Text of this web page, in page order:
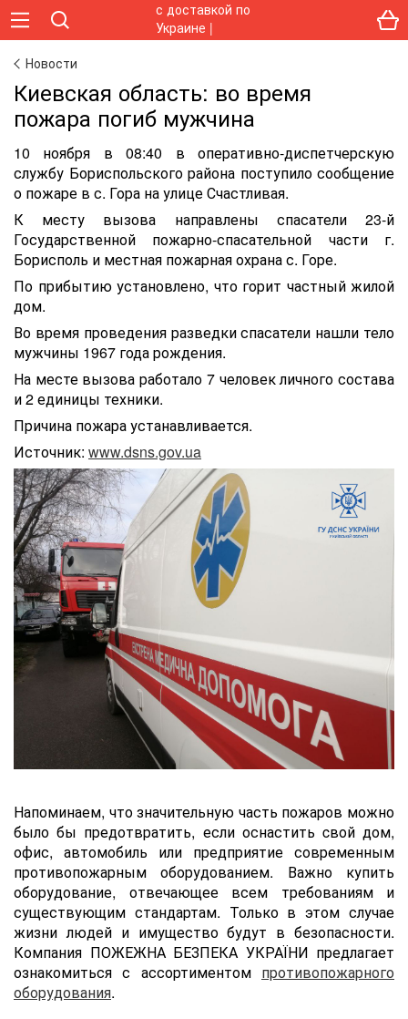
Новости
Киевская область: во время
пожара погиб мужчина
10 ноября в 08:40 в оперативно-диспетчерскую
службу Бориспольского района поступило сообщение
о пожаре в с. Гора на улице Счастливая.
К месту вызова направлены спасатели 23-й
Государственной пожарно-спасательной части г.
Борисполь и местная пожарная охрана с. Горе.
По прибытию установлено, что горит частный жилой
дом.
Во время проведения разведки спасатели нашли тело
мужчины 1967 года рождения.
На месте вызова работало 7 человек личного состава
и 2 единицы техники.
Причина пожара устанавливается.
Источник: www.dsns.gov.ua
Напоминаем, что значительную часть пожаров можно
было бы предотвратить, если оснастить cвой дом,
офис, автомобиль или предприятие современным
противопожарным оборудованием. Важно купить
оборудование, отвечающее всем требованиям и
существующим стандартам. Только в этом случае
жизни людей и имущество будут в безопасности.
Компания ПОЖЕЖНА БЕЗПЕКА УКРАЇНИ предлагает
ознакомиться с ассортиментом противопожарного
оборудования.